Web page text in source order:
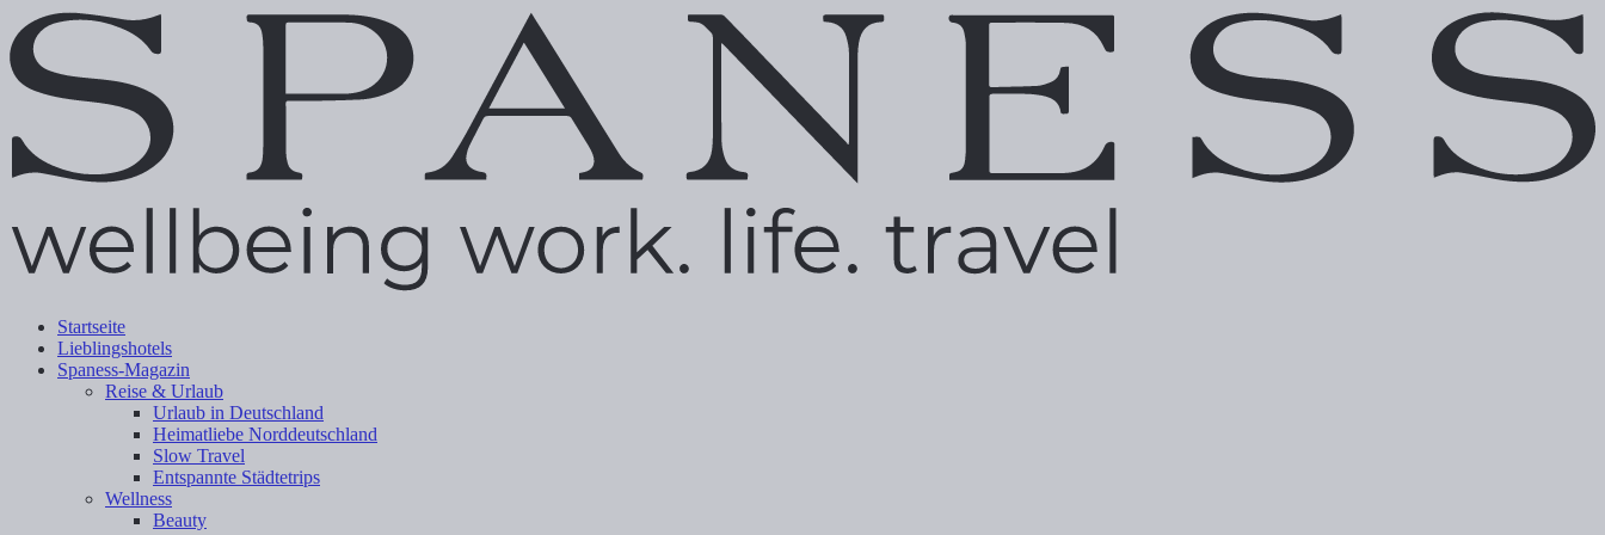
Startseite
Lieblingshotels
Spaness-Magazin
Reise & Urlaub
Urlaub in Deutschland
Heimatliebe Norddeutschland
Slow Travel
Entspannte Städtetrips
Wellness
Beauty